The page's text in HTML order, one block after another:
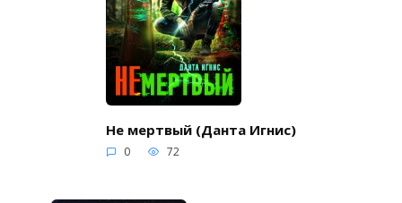
Не мертвый (Данта Игнис)
0 72